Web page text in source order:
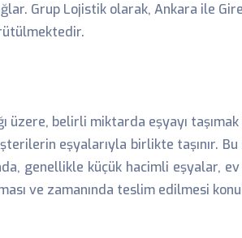
Grup Lojistik olarak, Ankara ile
üzere, belirli miktarda eşyayı
eşyalarıyla birlikte taşınır.
genellikle küçük hacimli eşyalar,
ve zamanında teslim edilmesi